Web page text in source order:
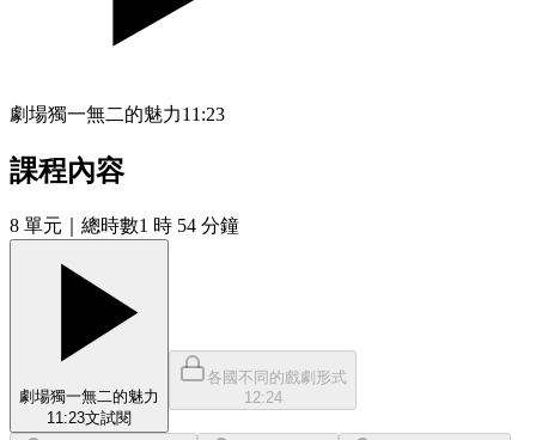
劇場獨一無二的魅力11:23
課程內容
8 單元 ｜總時數1 時 54 分鐘
劇場獨一無二的魅力
11:23文試閱
各國不同的戲劇形式
12:24